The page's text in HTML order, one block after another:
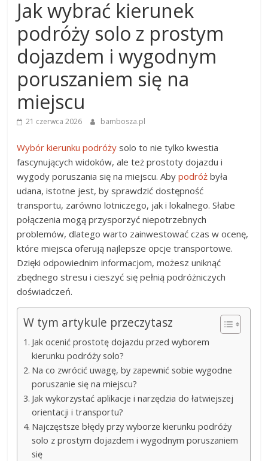
Jak wybrać kierunek
podróży solo z prostym
dojazdem i wygodnym
poruszaniem się na
miejscu
21 czerwca 2026 bambosza.pl
Wybór kierunku podróży solo to nie tylko kwestia
fascynujących widoków, ale też prostoty dojazdu i
wygody poruszania się na miejscu. Abypodróż była
udana, istotne jest, by sprawdzić dostępność
transportu, zarówno lotniczego, jak i lokalnego. Słabe
połączenia mogą przysporzyć niepotrzebnych
problemów, dlatego warto zainwestować czas w ocenę,
które miejsca oferują najlepsze opcje transportowe.
Dzięki odpowiednim informacjom, możesz uniknąć
zbędnego stresu i cieszyć się pełnią podróżniczych
doświadczeń.
W tym artykule przeczytasz
Jak ocenić prostotę dojazdu przed wyborem
kierunku podróży solo?
Na co zwrócić uwagę, by zapewnić sobie wygodne
poruszanie się na miejscu?
Jak wykorzystać aplikacje i narzędzia do łatwiejszej
orientacji i transportu?
Najczęstsze błędy przy wyborze kierunku podróży
solo z prostym dojazdem i wygodnym poruszaniem
się